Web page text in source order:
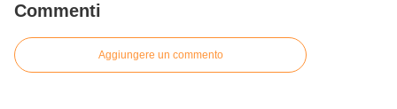
Commenti
Aggiungere un commento